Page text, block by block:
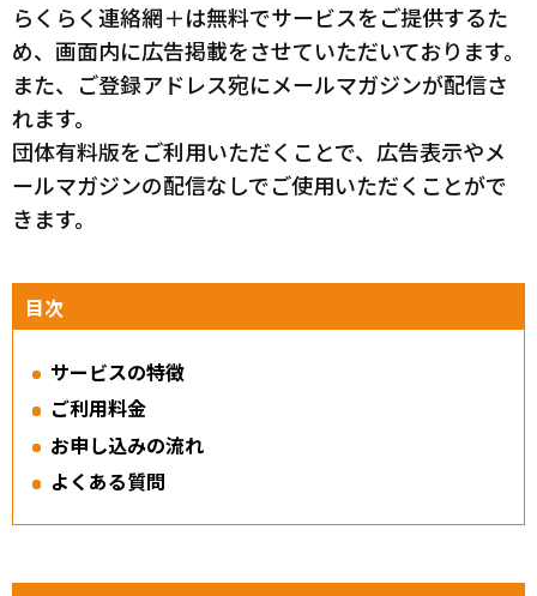
らくらく連絡網＋は無料でサービスをご提供するた
め、画面内に広告掲載をさせていただいております。
また、ご登録アドレス宛にメールマガジンが配信さ
れます。
団体有料版をご利用いただくことで、広告表示やメ
ールマガジンの配信なしでご使用いただくことがで
きます。
目次
サービスの特徴
ご利用料金
お申し込みの流れ
よくある質問